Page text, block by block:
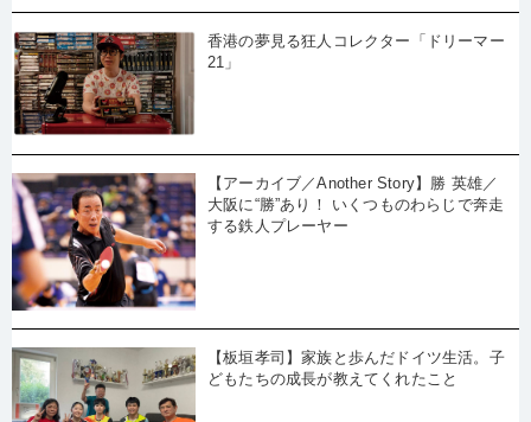
香港の夢見る狂人コレクター「ドリーマー
21」
【アーカイブ／Another Story】勝 英雄／
大阪に“勝”あり！ いくつものわらじで奔走
する鉄人プレーヤー
【板垣孝司】家族と歩んだドイツ生活。子
どもたちの成長が教えてくれたこと